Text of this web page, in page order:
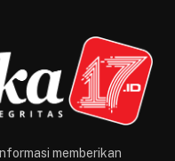
memberikan